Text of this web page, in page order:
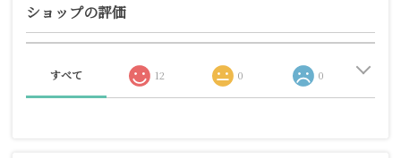
ショップの評価
すべて 12 0 0